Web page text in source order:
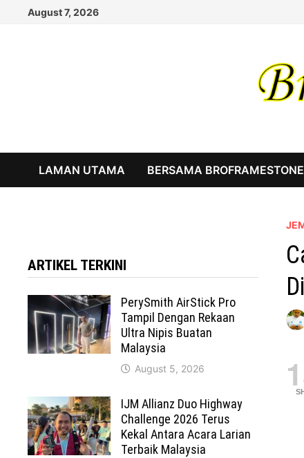
August 7, 2026
LAMAN UTAMA BERSAMA BROFRAMESTONE
ARTIKEL TERKINI
PerySmith AirStick Pro
Tampil Dengan Rekaan
Ultra Nipis Buatan
Malaysia
August 5, 2026
IJM Allianz Duo Highway
Challenge 2026 Terus
Kekal Antara Acara Larian
Terbaik Malaysia